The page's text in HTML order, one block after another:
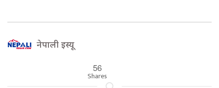
नेपाली इस्यू
56
Shares